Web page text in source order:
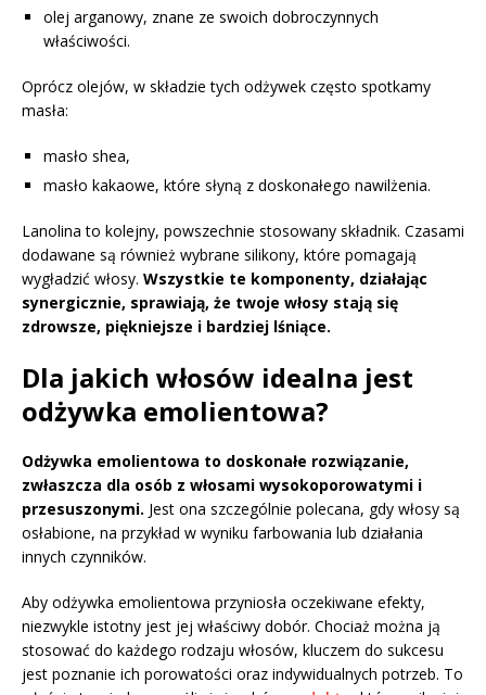
olej arganowy, znane ze swoich dobroczynnych
właściwości.
Oprócz olejów, w składzie tych odżywek często spotkamy
masła:
masło shea,
masło kakaowe, które słyną z doskonałego nawilżenia.
Lanolina to kolejny, powszechnie stosowany składnik. Czasami
dodawane są również wybrane silikony, które pomagają
wygładzić włosy. Wszystkie te komponenty, działając
synergicznie, sprawiają, że twoje włosy stają się
zdrowsze, piękniejsze i bardziej lśniące.
Dla jakich włosów idealna jest
odżywka emolientowa?
Odżywka emolientowa to doskonałe rozwiązanie,
zwłaszcza dla osób z włosami wysokoporowatymi i
przesuszonymi. Jest ona szczególnie polecana, gdy włosy są
osłabione, na przykład w wyniku farbowania lub działania
innych czynników.
Aby odżywka emolientowa przyniosła oczekiwane efekty,
niezwykle istotny jest jej właściwy dobór. Chociaż można ją
stosować do każdego rodzaju włosów, kluczem do sukcesu
jest poznanie ich porowatości oraz indywidualnych potrzeb. To